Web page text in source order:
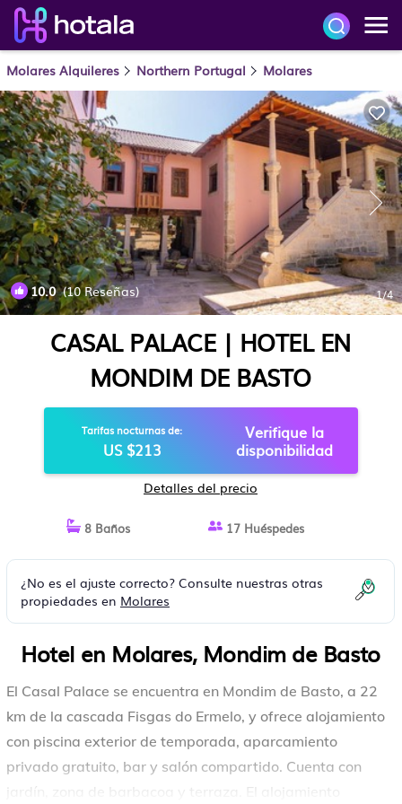
Molares Alquileres Northern Portugal Molares
10.0(10 Reseñas) 1/4
CASAL PALACE | HOTEL EN
MONDIM DE BASTO
Tarifas nocturnas de:
US $213
Verifique la
disponibilidad
Detalles del precio
8 Baños 17 Huéspedes
¿No es el ajuste correcto? Consulte nuestras otras
propiedades en Molares
Hotel en Molares, Mondim de Basto
El Casal Palace se encuentra en Mondim de Basto, a 22
km de la cascada Fisgas do Ermelo, y ofrece alojamiento
con piscina exterior de temporada, aparcamiento
privado gratuito, bar y salón compartido. Cuenta con
jardín, zona de barbacoa y terraza. El alojamiento